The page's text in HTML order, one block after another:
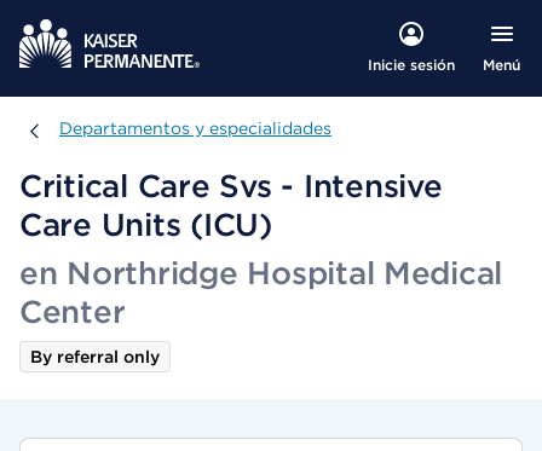
Inicie sesión Menú
Departamentos y especialidades
Departamentos y especialidades
Critical Care Svs - Intensive
Care Units (ICU)
en Northridge Hospital Medical
Center
By referral only